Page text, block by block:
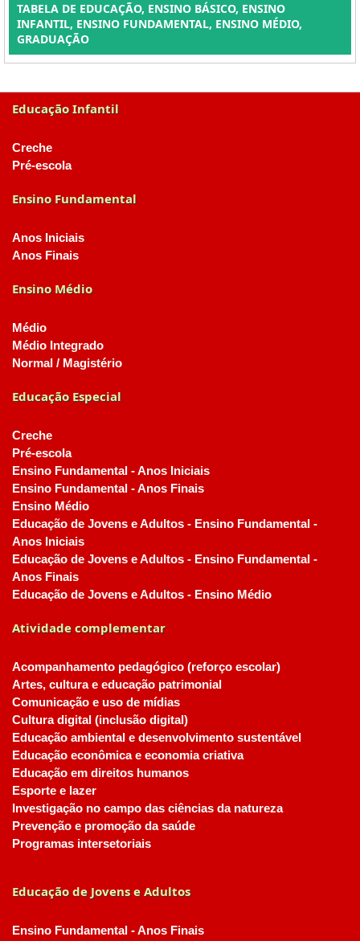
TABELA DE EDUCAÇÃO, ENSINO BÁSICO, ENSINO
INFANTIL, ENSINO FUNDAMENTAL, ENSINO MÉDIO,
GRADUAÇÃO
Educação Infantil
Creche
Pré-escola
Ensino Fundamental
Anos Iniciais
Anos Finais
Ensino Médio
Médio
Médio Integrado
Normal / Magistério
Educação Especial
Creche
Pré-escola
Ensino Fundamental - Anos Iniciais
Ensino Fundamental - Anos Finais
Ensino Médio
Educação de Jovens e Adultos - Ensino Fundamental -
Anos Iniciais
Educação de Jovens e Adultos - Ensino Fundamental -
Anos Finais
Educação de Jovens e Adultos - Ensino Médio
Atividade complementar
Acompanhamento pedagógico (reforço escolar)
Artes, cultura e educação patrimonial
Comunicação e uso de mídias
Cultura digital (inclusão digital)
Educação ambiental e desenvolvimento sustentável
Educação econômica e economia criativa
Educação em direitos humanos
Esporte e lazer
Investigação no campo das ciências da natureza
Prevenção e promoção da saúde
Programas intersetoriais
Educação de Jovens e Adultos
Ensino Fundamental - Anos Finais